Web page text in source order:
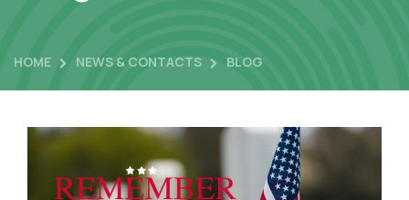
HOME NEWS & CONTACTS BLOG